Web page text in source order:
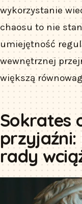
wykorzystanie
chaosu to nie
umiejętność
wewnętrznej
większą
Sokrates
przyjaźni:
rady